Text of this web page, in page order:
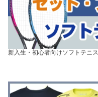
新入生・初心者向けソフトテニス